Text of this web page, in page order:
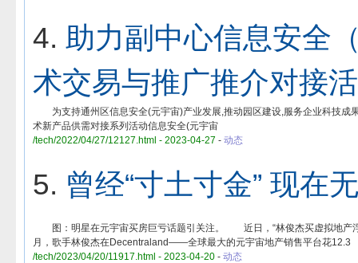
4. 助力副中心信息安全
术交易与推广推介对接
为支持通州区信息安全(元宇宙)产业发展,推动园区建设,服务企业科技成
术新产品供需对接系列活动信息安全(元宇宙
/tech/2022/04/27/12127.html - 2023-04-27 - 动态
5. 曾经“寸土寸金” 现在
图：明星在元宇宙买房巨亏话题引关注。 近日，“林俊杰买虚拟地产浮
月，歌手林俊杰在Decentraland——全球最大的元宇宙地产销售平台花12.3
/tech/2023/04/20/11917.html - 2023-04-20 - 动态